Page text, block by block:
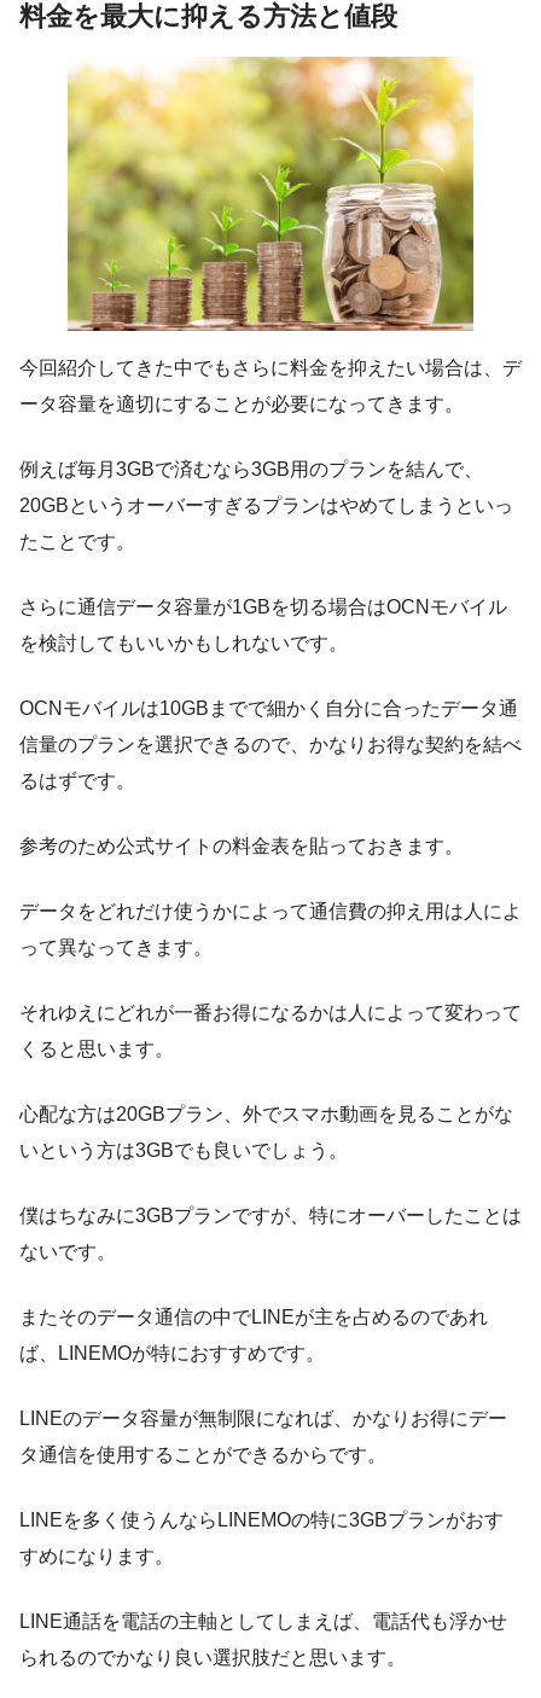
料金を最大に抑える方法と値段
今回紹介してきた中でもさらに料金を抑えたい場合は、デ
ータ容量を適切にすることが必要になってきます。
例えば毎月3GBで済むなら3GB用のプランを結んで、
20GBというオーバーすぎるプランはやめてしまうといっ
たことです。
さらに通信データ容量が1GBを切る場合はOCNモバイル
を検討してもいいかもしれないです。
OCNモバイルは10GBまでで細かく自分に合ったデータ通
信量のプランを選択できるので、かなりお得な契約を結べ
るはずです。
参考のため公式サイトの料金表を貼っておきます。
データをどれだけ使うかによって通信費の抑え用は人によ
って異なってきます。
それゆえにどれが一番お得になるかは人によって変わって
くると思います。
心配な方は20GBプラン、外でスマホ動画を見ることがな
いという方は3GBでも良いでしょう。
僕はちなみに3GBプランですが、特にオーバーしたことは
ないです。
またそのデータ通信の中でLINEが主を占めるのであれ
ば、LINEMOが特におすすめです。
LINEのデータ容量が無制限になれば、かなりお得にデー
タ通信を使用することができるからです。
LINEを多く使うんならLINEMOの特に3GBプランがおす
すめになります。
LINE通話を電話の主軸としてしまえば、電話代も浮かせ
られるのでかなり良い選択肢だと思います。